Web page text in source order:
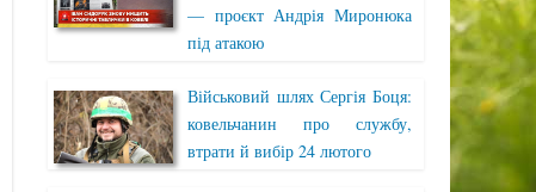
— проєкт Андрія Миронюка
під атакою
Військовий шлях Сергія Боця:
ковельчанин про службу,
втрати й вибір 24 лютого